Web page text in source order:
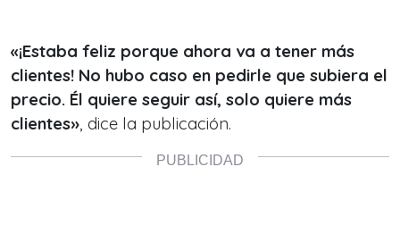
«¡Estaba feliz porque ahora va a tener más
clientes! No hubo caso en pedirle que subiera el
precio. Él quiere seguir así, solo quiere más
clientes» , dice la publicación.